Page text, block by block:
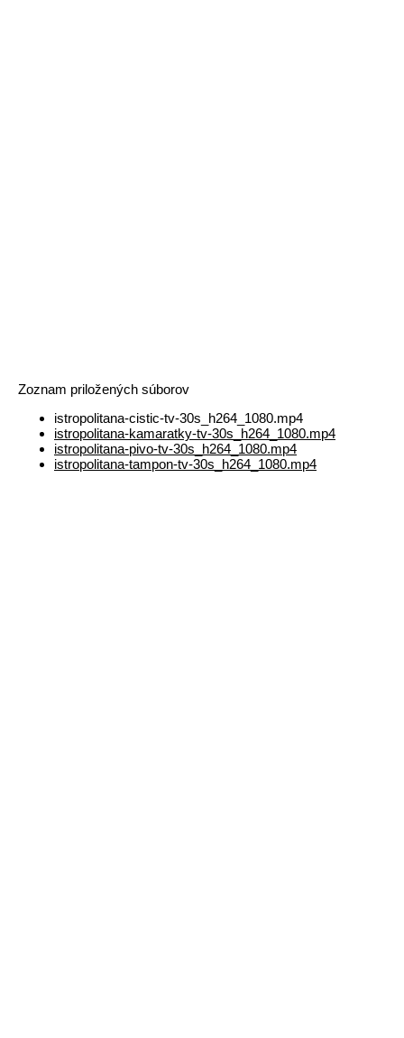
Zoznam priložených súborov
istropolitana-cistic-tv-30s_h264_1080.mp4
istropolitana-kamaratky-tv-30s_h264_1080.mp4
istropolitana-pivo-tv-30s_h264_1080.mp4
istropolitana-tampon-tv-30s_h264_1080.mp4